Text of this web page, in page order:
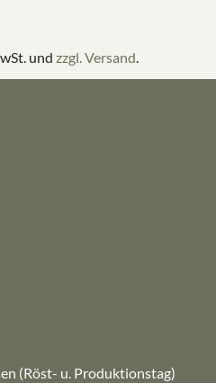
und zzgl. Versand.
(Röst- u. Produktionstag)